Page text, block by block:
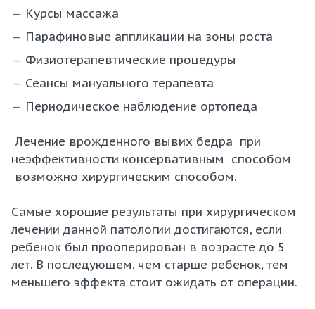
Курсы массажа
Парафиновые аппликации на зоны роста
Физиотерапевтические процедуры
Сеансы мануального терапевта
Периодическое наблюдение ортопеда
Лечение врожденного вывих бедра при
неэффективности консервативным способом
возможно хирургическим способом.
Самые хорошие результаты при хирургическом
лечении данной патологии достигаются, если
ребенок был прооперирован в возрасте до 5
лет. В последующем, чем старше ребенок, тем
меньшего эффекта стоит ожидать от операции.